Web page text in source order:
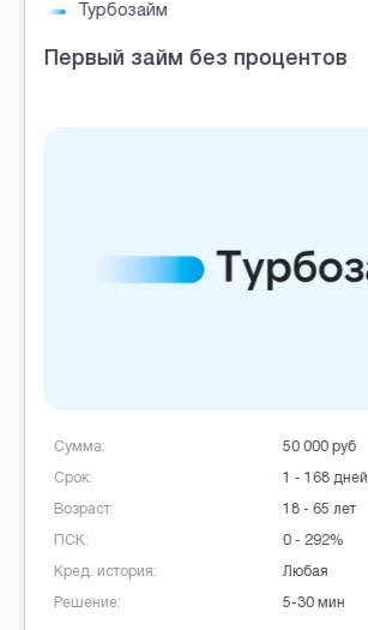
Турбозайм
Первый займ без процентов
Сумма:
Срок:
Возраст:
ПСК:
Кред. история:
Решение:
50 000 руб
1 - 168 дней
18 - 65 лет
0 - 292%
Любая
5-30 мин